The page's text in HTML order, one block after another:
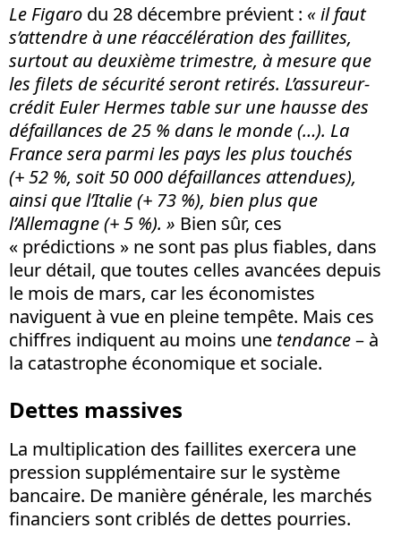
Le Figaro du 28 décembre prévient : « il faut
s’attendre à une réaccélération des faillites,
surtout au deuxième trimestre, à mesure que
les filets de sécurité seront retirés. L’assureur-
crédit Euler Hermes table sur une hausse des
défaillances de 25 % dans le monde (…). La
France sera parmi les pays les plus touchés
(+ 52 %, soit 50 000 défaillances attendues),
ainsi que l’Italie (+ 73 %), bien plus que
l’Allemagne (+ 5 %). » Bien sûr, ces
« prédictions » ne sont pas plus fiables, dans
leur détail, que toutes celles avancées depuis
le mois de mars, car les économistes
naviguent à vue en pleine tempête. Mais ces
chiffres indiquent au moins une tendance– à
la catastrophe économique et sociale.
Dettes massives
La multiplication des faillites exercera une
pression supplémentaire sur le système
bancaire. De manière générale, les marchés
financiers sont criblés de dettes pourries.